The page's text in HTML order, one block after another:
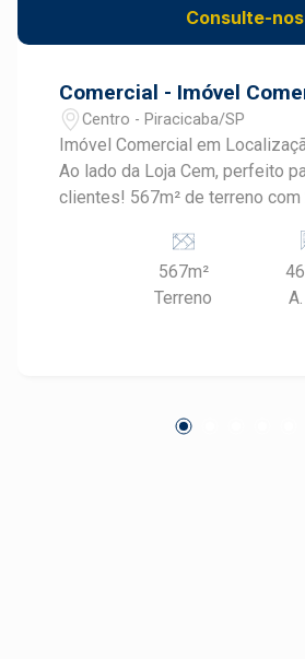
Consulte-nos
Comercial - Imóvel
Centro - Piracicaba/SP
Imóvel Comercial em
Ao lado da Loja Cem, perfeito
clientes! 567m² de terreno com
comerciais. 13 salas amplas,
variam entre 15m² e 40m²,
versatilidade para o seu
empreendimento que precise
567m²
Terreno